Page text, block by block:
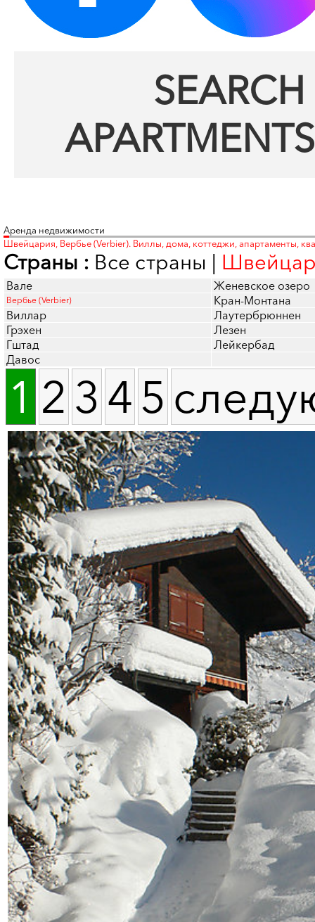
Аренда недвижимости
Швейцария, Вербье (Verbier). Виллы, дома, коттеджи, апартаменты,
Страны : Все страны |
Вале Женевское озеро
Вербье (Verbier)
Кран-Монтана
Виллар
Лаутербрюннен
Грэхен
Лезен
Гштад
Лейкербад
Давос
1 2 3 45